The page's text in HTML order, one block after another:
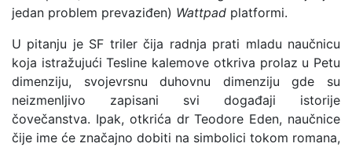
jedan problem prevaziđen) Wattpad platformi.
U pitanju je SF triler čija radnja prati mladu naučnicu
koja istražujući Tesline kalemove otkriva prolaz u Petu
dimenziju, svojevrsnu duhovnu dimenziju gde su
neizmenljivo zapisani svi događaji istorije
čovečanstva. Ipak, otkrića dr Teodore Eden, naučnice
čije ime će značajno dobiti na simbolici tokom romana,